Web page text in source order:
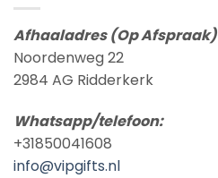
Afhaaladres (Op Afspraak)
Noordenweg 22
2984 AG Ridderkerk
Whatsapp/telefoon:
+31850041608
info@vipgifts.nl